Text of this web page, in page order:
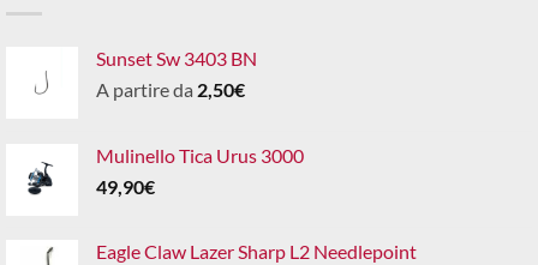
Sunset Sw 3403 BN
A partire da 2,50€
Mulinello Tica Urus 3000
49,90€
Eagle Claw Lazer Sharp L2 Needlepoint